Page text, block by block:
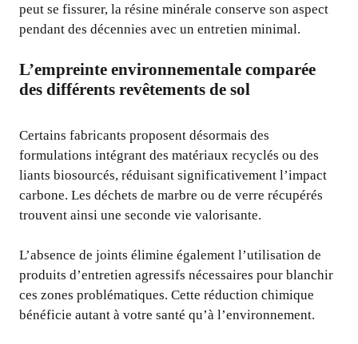
peut se fissurer, la résine minérale conserve son aspect
pendant des décennies avec un entretien minimal.
L’empreinte environnementale comparée
des différents revêtements de sol
Certains fabricants proposent désormais des
formulations intégrant des matériaux recyclés ou des
liants biosourcés, réduisant significativement l’impact
carbone. Les déchets de marbre ou de verre récupérés
trouvent ainsi une seconde vie valorisante.
L’absence de joints élimine également l’utilisation de
produits d’entretien agressifs nécessaires pour blanchir
ces zones problématiques. Cette réduction chimique
bénéficie autant à votre santé qu’à l’environnement.